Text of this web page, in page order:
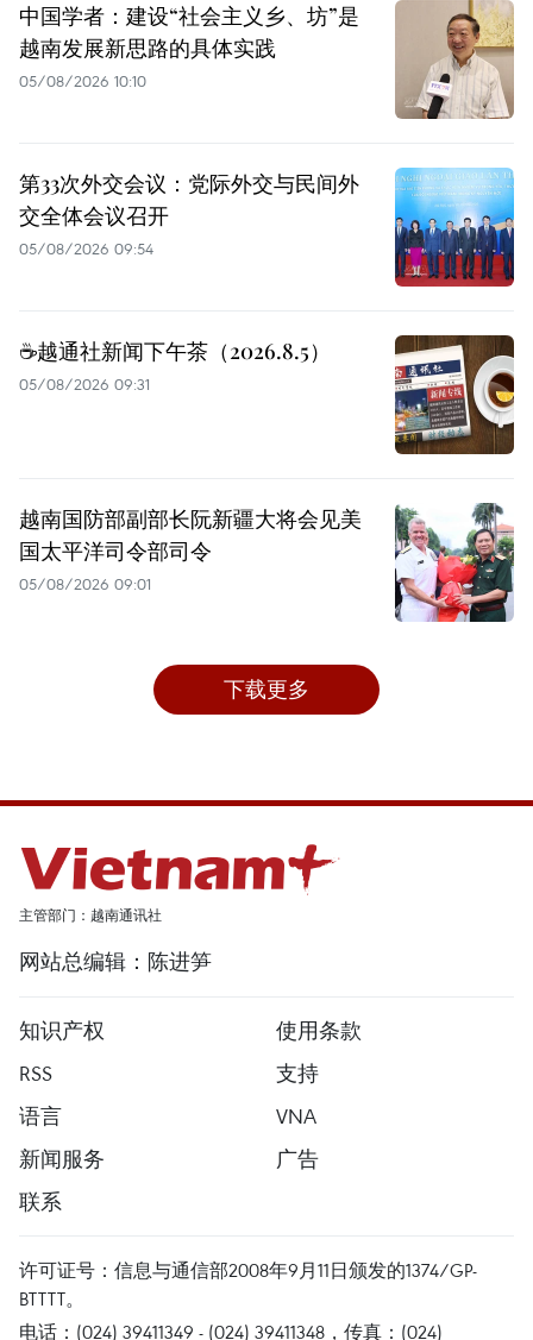
中国学者：建设“社会主义乡、坊”是
越南发展新思路的具体实践
05/08/2026 10:10
第33次外交会议：党际外交与民间外
交全体会议召开
05/08/2026 09:54
☕️越通社新闻下午茶（2026.8.5）
05/08/2026 09:31
越南国防部副部长阮新疆大将会见美
国太平洋司令部司令
05/08/2026 09:01
下载更多
主管部门：越南通讯社
网站总编辑：陈进笋
知识产权
使用条款
RSS
支持
语言
VNA
新闻服务
广告
联系
许可证号：信息与通信部2008年9月11日颁发的1374/GP-
BTTTT。
电话：(024) 39411349 - (024) 39411348，传真：(024)